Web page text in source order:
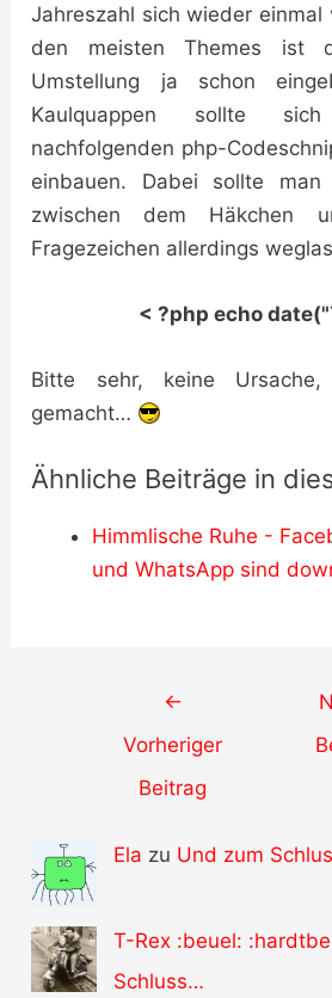
Jahreszahl sich wieder einmal
den meisten Themes ist
Umstellung ja schon
Kaulquappen sollte
nachfolgenden php-
einbauen. Dabei sollte man
zwischen dem Häkchen
Fragezeichen allerdings
< ?php echo
Bitte sehr, keine
gemacht…
Ähnliche Beiträge in
Himmlische Ruhe -
und WhatsApp sind
←
Vorheriger
Beitrag
Ela zu Und zum
T-Rex :beuel:
Schluss…